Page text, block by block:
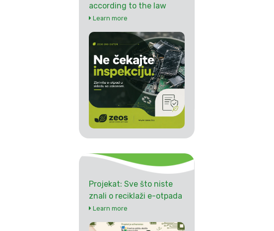
according to the law
Learn more
Projekat: Sve što niste
znali o reciklaži e-otpada
Learn more